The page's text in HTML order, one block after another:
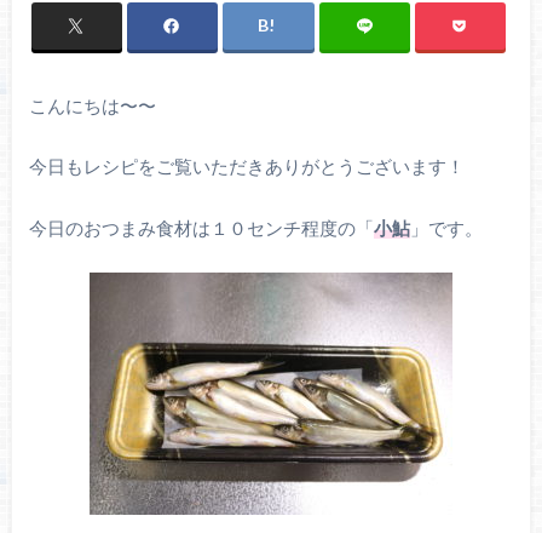
こんにちは〜〜
今日もレシピをご覧いただきありがとうございます！
今日のおつまみ食材は１０センチ程度の「小鮎」です。